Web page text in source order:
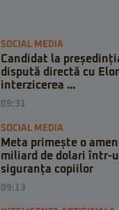
SOCIAL MEDIA
Candidat la
dispută directă cu
interzicerea ...
09:31
SOCIAL MEDIA
Meta primește o
miliard de dolari într-
siguranța copiilor
09:13